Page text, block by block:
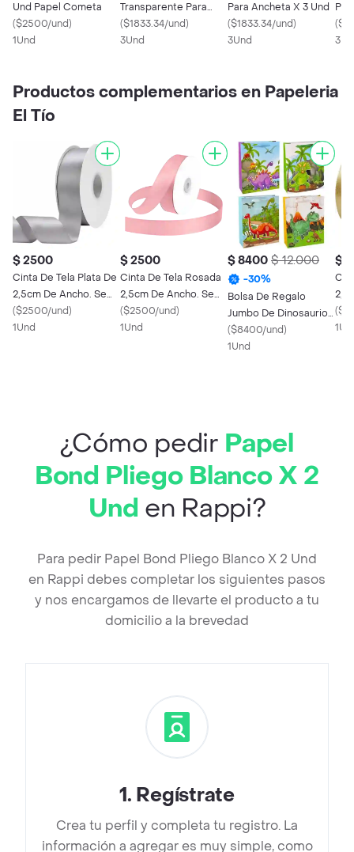
Und Papel Cometa
($2500/und)
1Und
Transparente Para
Ancheta X 3 Und
($1833.34/und)
3Und
Para Ancheta X 3 Und
($1833.34/und)
3Und
(
Productos complementarios en Papeleria
El Tío
$ 2500
Cinta De Tela Plata De
2,5cm De Ancho. Se
Vende Por Metro
($2500/und)
1Und
$ 2500
Cinta De Tela Rosada
2,5cm De Ancho. Se
Vende Por Metro
($2500/und)
1Und
$ 8400 $ 12.000
-30%
Bolsa De Regalo
Jumbo De Dinosaurio
31cm X 40cm
($8400/und)
1Und
$
(
¿Cómo pedir Papel
Bond Pliego Blanco X 2
Und en Rappi?
Para pedir Papel Bond Pliego Blanco X 2 Und
en Rappi debes completar los siguientes pasos
y nos encargamos de llevarte el producto a tu
domicilio a la brevedad
1. Regístrate
Crea tu perfil y completa tu registro. La
información a agregar es muy simple, como